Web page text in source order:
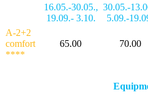
16.05.-30.05.,
19.09.- 3.10.
30.05.-
5.09.-
A-2+2
comfort
****
65.00 70.00